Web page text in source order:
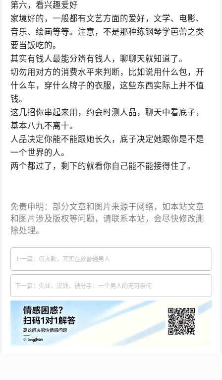
第六，看兴趣爱好
家境好的，一般都有文艺方面的爱好，文学、电影、
音乐、绘画等等。注意，不是那种练钢琴学芭蕾之类
要当饭吃的。
其实有钱人最能分辨有钱人，聊聊天就知道了。
切勿用对方的消费水平来判断，比如说用什么包，开
什么车，穿什么牌子的衣服，这些东西实际上并不值
钱。
这几招你串起来用，约会时测人品，聊天中看底子，
基本八九不离十。
人品决定你能不能跟她长久，底子决定她跟你是不是
一个世界的人。
两个都过了，剩下的就看你自己能不能接得住了。
免责申明：部分文章和图片来源于网络，如本站文章
和图片涉及版权等问题，请联系本站，会尽快修改删
除处理。
上一篇：假大款，其实在救普通男人
下一篇：失业，没钱，被分手：一个男人的无可奈何